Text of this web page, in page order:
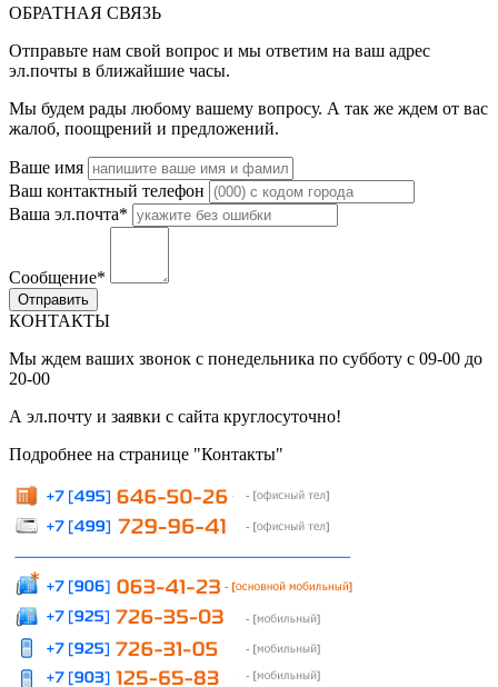
ОБРАТНАЯ СВЯЗЬ
Отправьте нам свой вопрос и мы ответим на ваш адрес
эл.почты в ближайшие часы.
Мы будем рады любому вашему вопросу. А так же ждем от вас
жалоб, поощрений и предложений.
Ваше имя
Ваш контактный телефон
Ваша эл.почта*
Сообщение*
КОНТАКТЫ
Мы ждем ваших звонок с понедельника по субботу с 09-00 до
20-00
А эл.почту и заявки с сайта круглосуточно!
Подробнее на странице "Контакты"